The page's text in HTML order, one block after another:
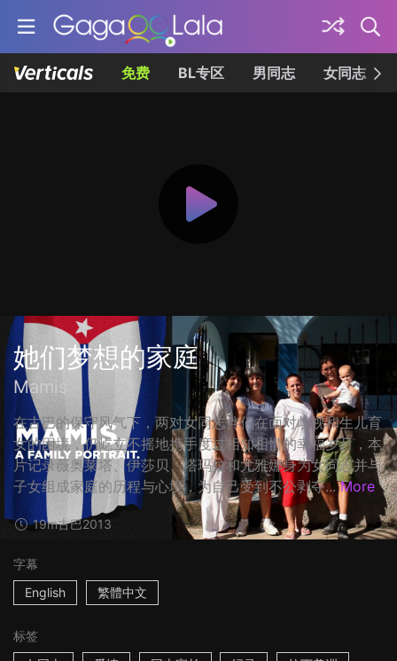
免费 BL专区 男同志 女同志
她们梦想的家庭
Mamis
在古巴的保守风气下，两对女同志伴侣在面对歧视和生儿育
女的困境，仍屹立不摇地携手度过相知相惜的幸福岁月，本
片记录薇奥莱塔、伊莎贝、塔玛拉和尤雅娜身为女同志并与
子女组成家庭的历程与心境，为自己受到不公剥夺... More
19m古巴2013
字幕
English
繁體中文
标签